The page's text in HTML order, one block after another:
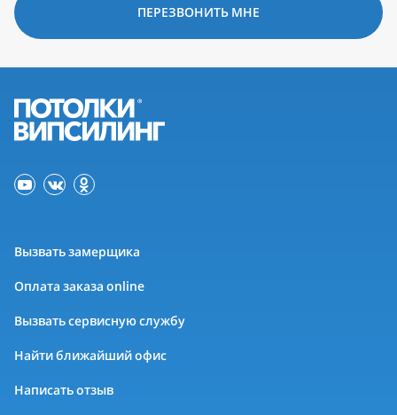
ПЕРЕЗВОНИТЬ МНЕ
Вызвать замерщика
Оплата заказа online
Вызвать сервисную службу
Найти ближайший офис
Написать отзыв